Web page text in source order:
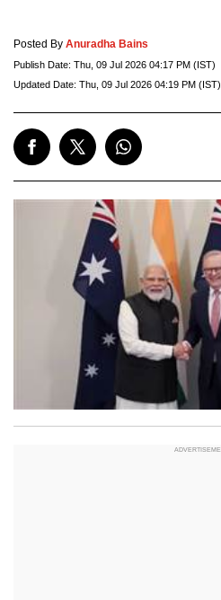
Posted By Anuradha Bains
Publish Date: Thu, 09 Jul 2026 04:17 PM (IST)
Updated Date: Thu, 09 Jul 2026 04:19 PM (IST)